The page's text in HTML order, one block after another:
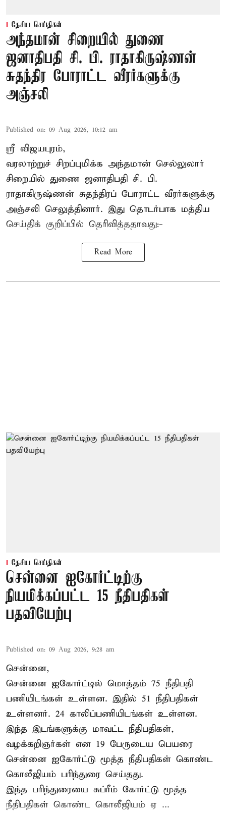
தேசிய செய்திகள்
அந்தமான் சிறையில் துணை
ஜனாதிபதி சி. பி. ராதாகிருஷ்ணன்
சுதந்திர போராட்ட வீரர்களுக்கு
அஞ்சலி
Published on: 09 Aug 2026, 10:12 am
ஸ்ரீ விஜயபுரம்,
வரலாற்றுச் சிறப்புமிக்க அந்தமான் செல்லுலார்
சிறையில் துணை ஜனாதிபதி சி. பி.
ராதாகிருஷ்ணன் சுதந்திரப் போராட்ட வீரர்களுக்கு
அஞ்சலி செலுத்தினார். இது தொடர்பாக மத்திய
செய்திக் குறிப்பில் தெரிவித்ததாவது:-
Read More
தேசிய செய்திகள்
சென்னை ஐகோர்ட்டிற்கு
நியமிக்கப்பட்ட 15 நீதிபதிகள்
பதவியேற்பு
Published on: 09 Aug 2026, 9:28 am
சென்னை,
சென்னை ஐகோர்ட்டில் மொத்தம் 75 நீதிபதி
பணியிடங்கள் உள்ளன. இதில் 51 நீதிபதிகள்
உள்ளனர். 24 காலிப்பணியிடங்கள் உள்ளன.
இந்த இடங்களுக்கு மாவட்ட நீதிபதிகள்,
வழக்கறிஞர்கள் என 19 பேருடைய பெயரை
சென்னை ஐகோர்ட்டு மூத்த நீதிபதிகள் கொண்ட
கொலீஜியம் பரிந்துரை செய்தது.
இந்த பரிந்துரையை சுப்ரீம் கோர்ட்டு மூத்த
நீதிபதிகள் கொண்ட கொலீஜியம் ஏ ...